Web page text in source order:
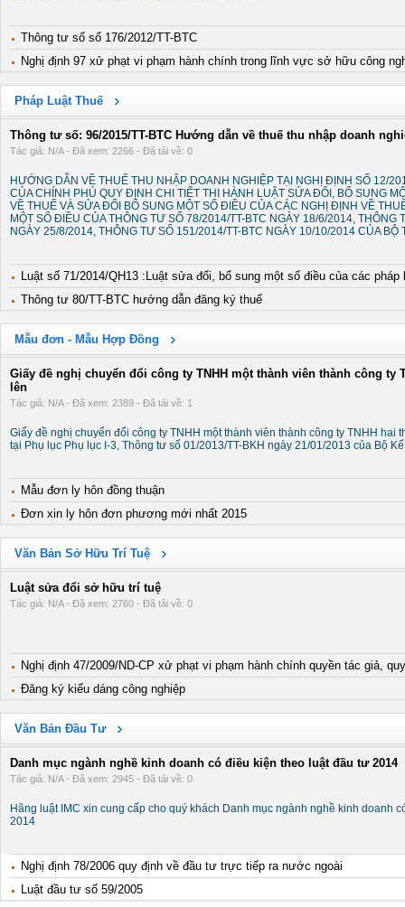
Thông tư số số 176/2012/TT-BTC
Nghị định 97 xử phạt vi phạm hành chính trong lĩnh vực sở hữu công
Pháp Luật Thuế
Thông tư số: 96/2015/TT-BTC Hướng dẫn về thuế thu nhập doanh
Tác giả: N/A - Đã xem: 2266 - Đã tải về: 0
HƯỚNG DẪN VỀ THUẾ THU NHẬP DOANH NGHIỆP TẠI NGHỊ ĐỊNH SỐ 12/
CỦA CHÍNH PHỦ QUY ĐỊNH CHI TIẾT THI HÀNH LUẬT SỬA ĐỔI, BỔ SUNG
VỀ THUẾ VÀ SỬA ĐỔI BỔ SUNG MỘT SỐ ĐIỀU CỦA CÁC NGHỊ ĐỊNH VỀ
MỘT SỐ ĐIỀU CỦA THÔNG TƯ SỐ 78/2014/TT-BTC NGÀY 18/6/2014, THÔNG
NGÀY 25/8/2014, THÔNG TƯ SỐ 151/2014/TT-BTC NGÀY 10/10/2014 CỦA BỘ
Luật số 71/2014/QH13 :Luật sửa đổi, bổ sung một số điều của các pháp
Thông tư 80/TT-BTC hướng dẫn đăng ký thuế
Mẫu đơn - Mẫu Hợp Đồng
Giấy đề nghị chuyển đổi công ty TNHH một thành viên thành công ty
lên
Tác giả: N/A - Đã xem: 2389 - Đã tải về: 1
Giấy đề nghị chuyển đổi công ty TNHH một thành viên thành công ty TNHH hai
tại Phụ lục Phụ lục I-3, Thông tư số 01/2013/TT-BKH ngày 21/01/2013 của Bộ
Mẫu đơn ly hôn đồng thuận
Đơn xin ly hôn đơn phương mới nhất 2015
Văn Bản Sở Hữu Trí Tuệ
Luật sửa đổi sở hữu trí tuệ
Tác giả: N/A - Đã xem: 2760 - Đã tải về: 0
Nghị định 47/2009/ND-CP xử phạt vi phạm hành chính quyền tác giả,
Đăng ký kiểu dáng công nghiệp
Văn Bản Đầu Tư
Danh mục ngành nghề kinh doanh có điều kiện theo luật đầu tư 2014
Tác giả: N/A - Đã xem: 2945 - Đã tải về: 0
Hãng luật IMC xin cung cấp cho quý khách Danh mục ngành nghề kinh doanh
2014
Nghị định 78/2006 quy định về đầu tư trực tiếp ra nước ngoài
Luật đầu tư số 59/2005